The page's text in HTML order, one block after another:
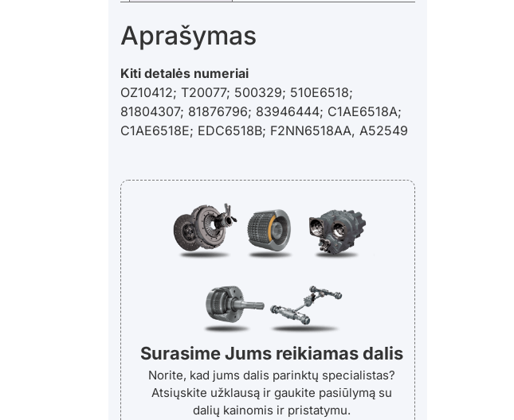
Aprašymas
Kiti detalės numeriai
OZ10412; T20077; 500329; 510E6518;
81804307; 81876796; 83946444; C1AE6518A;
C1AE6518E; EDC6518B; F2NN6518AA, A52549
Surasime Jums reikiamas dalis
Norite, kad jums dalis parinktų specialistas?
Atsiųskite užklausą ir gaukite pasiūlymą su
dalių kainomis ir pristatymu.